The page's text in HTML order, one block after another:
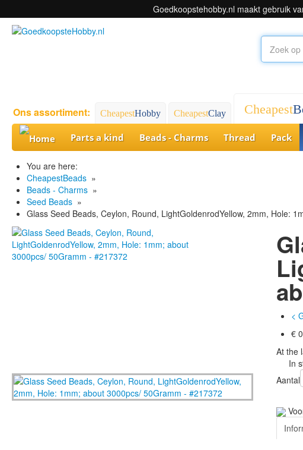
Goedkoopstehobby.nl maakt gebruik
Ons assortiment: CheapestHobby CheapestClay Cheapest
Parts a kind Beads - Charms Thread Pack
You are here:
CheapestBeads »
Beads - Charms »
Seed Beads »
Glass Seed Beads, Ceylon, Round, LightGoldenrodYellow, 2mm, Hole:
<
€
At the
In
Aantal